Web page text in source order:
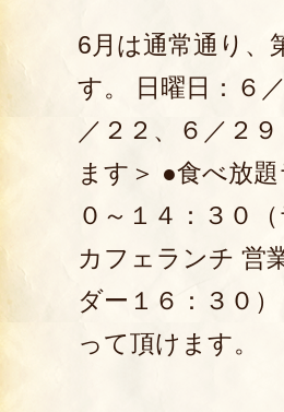
6月は通常通り、
す。 日曜日：６
／２２、６／２
ます＞ ●食べ放
０～１４：３０
カフェランチ 営
ダー１６：３０
って頂けます。